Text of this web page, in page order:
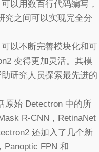
以用数百行代码编写，
究之间可以实现完全分
以不断完善模块化和可
变得更加灵活。其模
研究人员探索最先进的
原始 Detectron 中的所
R-CNN，RetinaNet
还加入了几个新
Panoptic FPN 和